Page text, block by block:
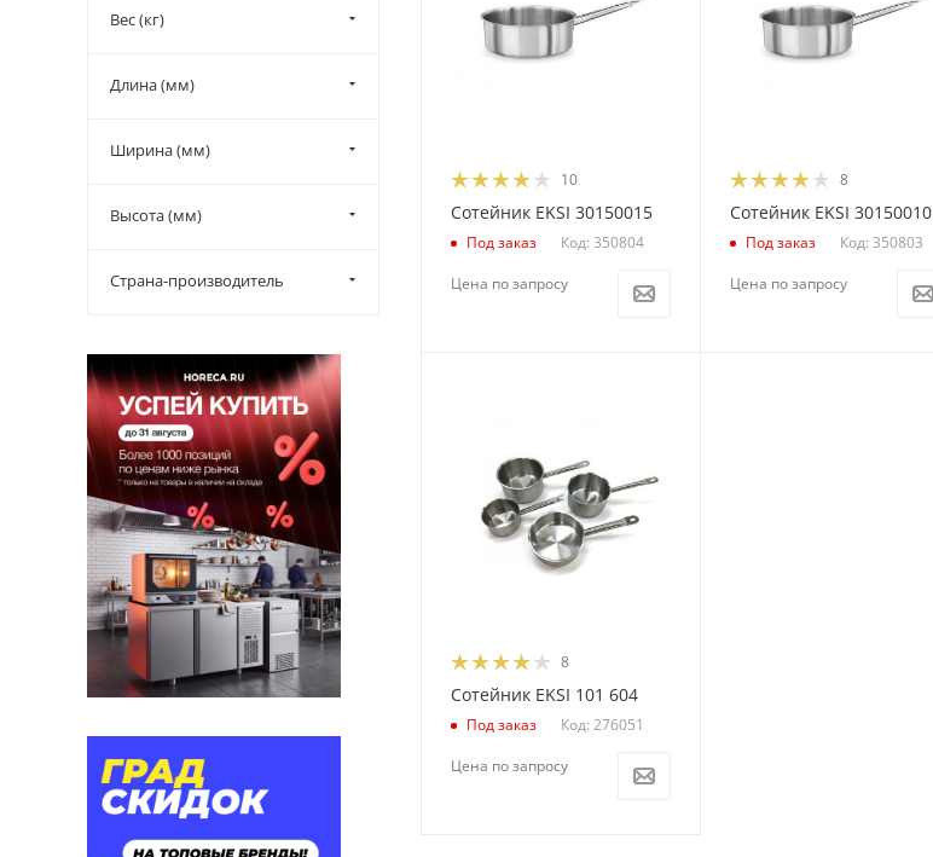
10
Сотейник EKSI 30150015
Под заказ Код: 350804
Цена по запросу
8
Сотейник EKSI 30150010
Под заказ Код: 350803
Цена по запросу
8
Сотейник EKSI 101 604
Под заказ Код: 276051
Цена по запросу
Вес (кг)
Длина (мм)
Ширина (мм)
Высота (мм)
Страна-производитель